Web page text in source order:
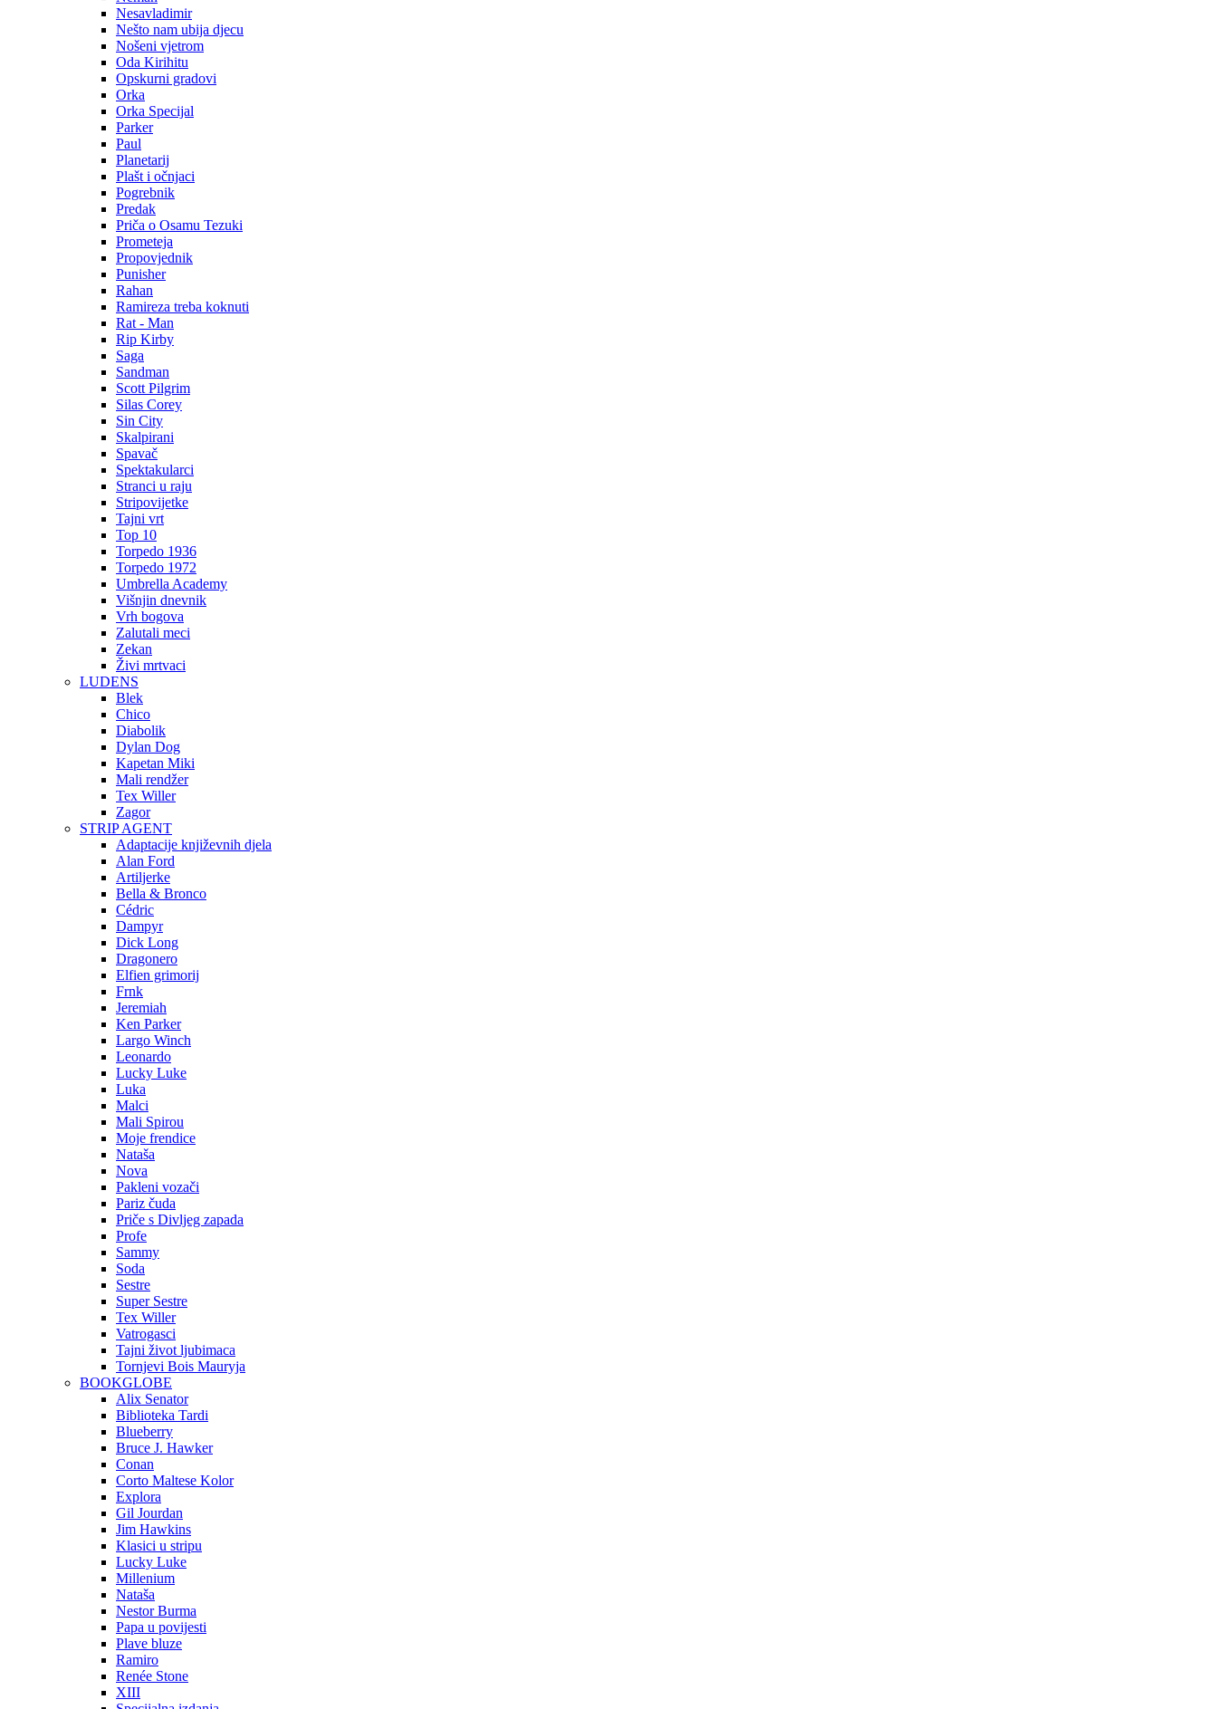
Nesavladimir
Nešto nam ubija djecu
Nošeni vjetrom
Oda Kirihitu
Opskurni gradovi
Orka
Orka Specijal
Parker
Paul
Planetarij
Plašt i očnjaci
Pogrebnik
Predak
Priča o Osamu Tezuki
Prometeja
Propovjednik
Punisher
Rahan
Ramireza treba koknuti
Rat - Man
Rip Kirby
Saga
Sandman
Scott Pilgrim
Silas Corey
Sin City
Skalpirani
Spavač
Spektakularci
Stranci u raju
Stripovijetke
Tajni vrt
Top 10
Torpedo 1936
Torpedo 1972
Umbrella Academy
Višnjin dnevnik
Vrh bogova
Zalutali meci
Zekan
Živi mrtvaci
LUDENS
Blek
Chico
Diabolik
Dylan Dog
Kapetan Miki
Mali rendžer
Tex Willer
Zagor
STRIP AGENT
Adaptacije književnih djela
Alan Ford
Artiljerke
Bella & Bronco
Cédric
Dampyr
Dick Long
Dragonero
Elfien grimorij
Frnk
Jeremiah
Ken Parker
Largo Winch
Leonardo
Lucky Luke
Luka
Malci
Mali Spirou
Moje frendice
Nataša
Nova
Pakleni vozači
Pariz čuda
Priče s Divljeg zapada
Profe
Sammy
Soda
Sestre
Super Sestre
Tex Willer
Vatrogasci
Tajni život ljubimaca
Tornjevi Bois Mauryja
BOOKGLOBE
Alix Senator
Biblioteka Tardi
Blueberry
Bruce J. Hawker
Conan
Corto Maltese Kolor
Explora
Gil Jourdan
Jim Hawkins
Klasici u stripu
Lucky Luke
Millenium
Nataša
Nestor Burma
Papa u povijesti
Plave bluze
Ramiro
Renée Stone
XIII